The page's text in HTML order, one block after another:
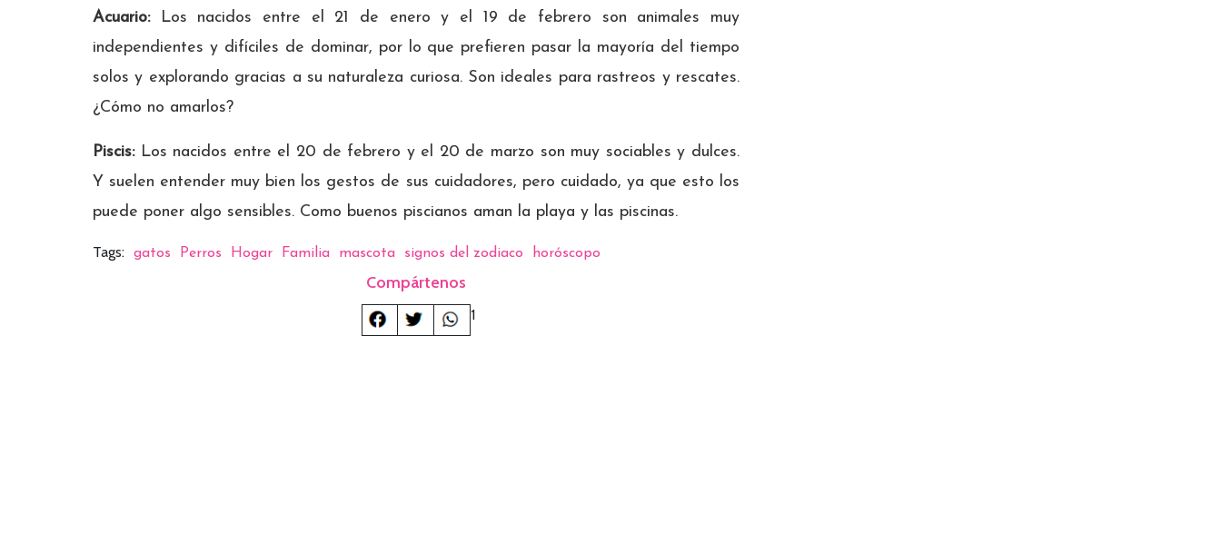
Acuario:Los nacidos entre el 21 de enero y el 19 de febrero son animales muy
independientes y difíciles de dominar, por lo que prefieren pasar la mayoría del tiempo
solos y explorando gracias a su naturaleza curiosa. Son ideales para rastreos y rescates.
¿Cómo no amarlos?
Piscis:Los nacidos entre el 20 de febrero y el 20 de marzo son muy sociables y dulces.
Y suelen entender muy bien los gestos de sus cuidadores, pero cuidado, ya que esto los
puede poner algo sensibles. Como buenos piscianos aman la playa y las piscinas.
Tags: gatos Perros Hogar Familia mascota signos del zodiaco horóscopo
Compártenos
1